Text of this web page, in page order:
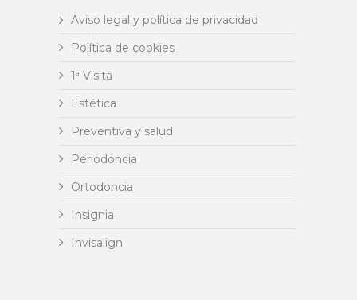
Aviso legal y política de privacidad
Política de cookies
1ª Visita
Estética
Preventiva y salud
Periodoncia
Ortodoncia
Insignia
Invisalign